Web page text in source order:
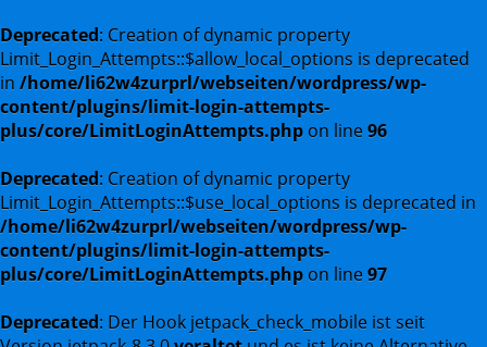
Deprecated: Creation of dynamic property
Limit_Login_Attempts::$allow_local_options is deprecated
in /home/li62w4zurprl/webseiten/wordpress/wp-
content/plugins/limit-login-attempts-
plus/core/LimitLoginAttempts.php on line96
Deprecated: Creation of dynamic property
Limit_Login_Attempts::$use_local_options is deprecated in
/home/li62w4zurprl/webseiten/wordpress/wp-
content/plugins/limit-login-attempts-
plus/core/LimitLoginAttempts.php on line97
Deprecated: Der Hook jetpack_check_mobile ist seit